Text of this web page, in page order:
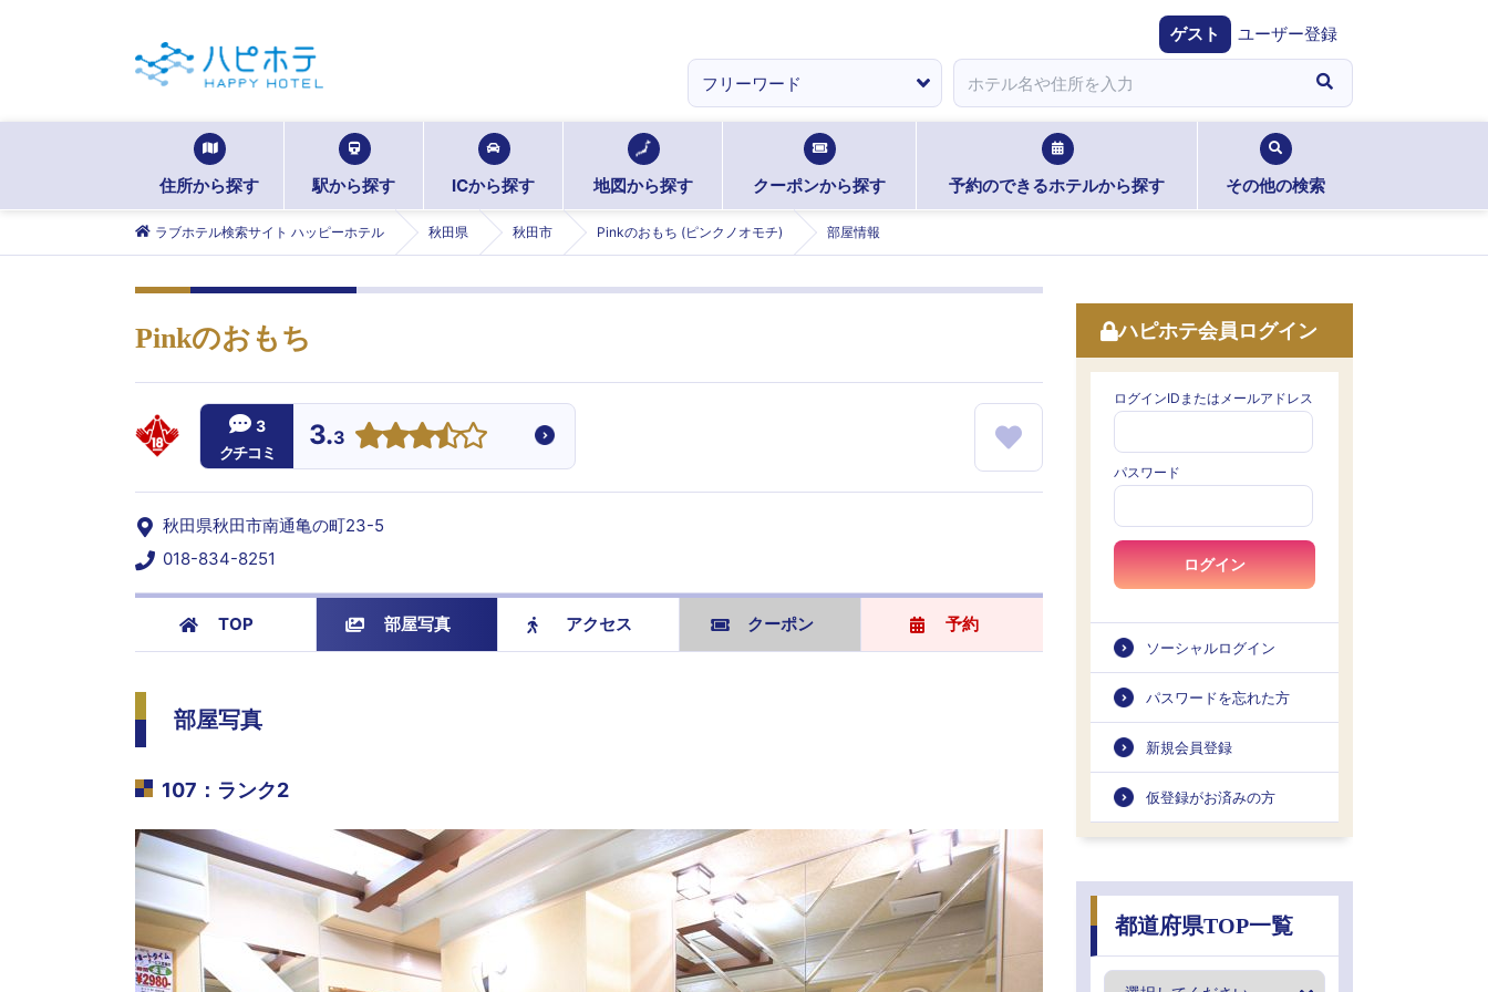
ゲスト ユーザー登録
住所から探す 駅から探す ICから探す 地図から探す クーポンから探す 予約のできるホテルから探す その他の検索
ラブホテル検索サイト ハッピーホテル 秋田県 秋田市 Pinkのおもち (ピンクノオモチ) 部屋情報
Pinkのおもち
3
クチコミ
3.3
秋田県秋田市南通亀の町23-5
018-834-8251
TOP 部屋写真 アクセス クーポン 予約
部屋写真
107 ： ランク2
ハピホテ会員ログイン
ログインIDまたはメールアドレス
パスワード
ログイン
ソーシャルログイン
パスワードを忘れた方
新規会員登録
仮登録がお済みの方
都道府県TOP一覧